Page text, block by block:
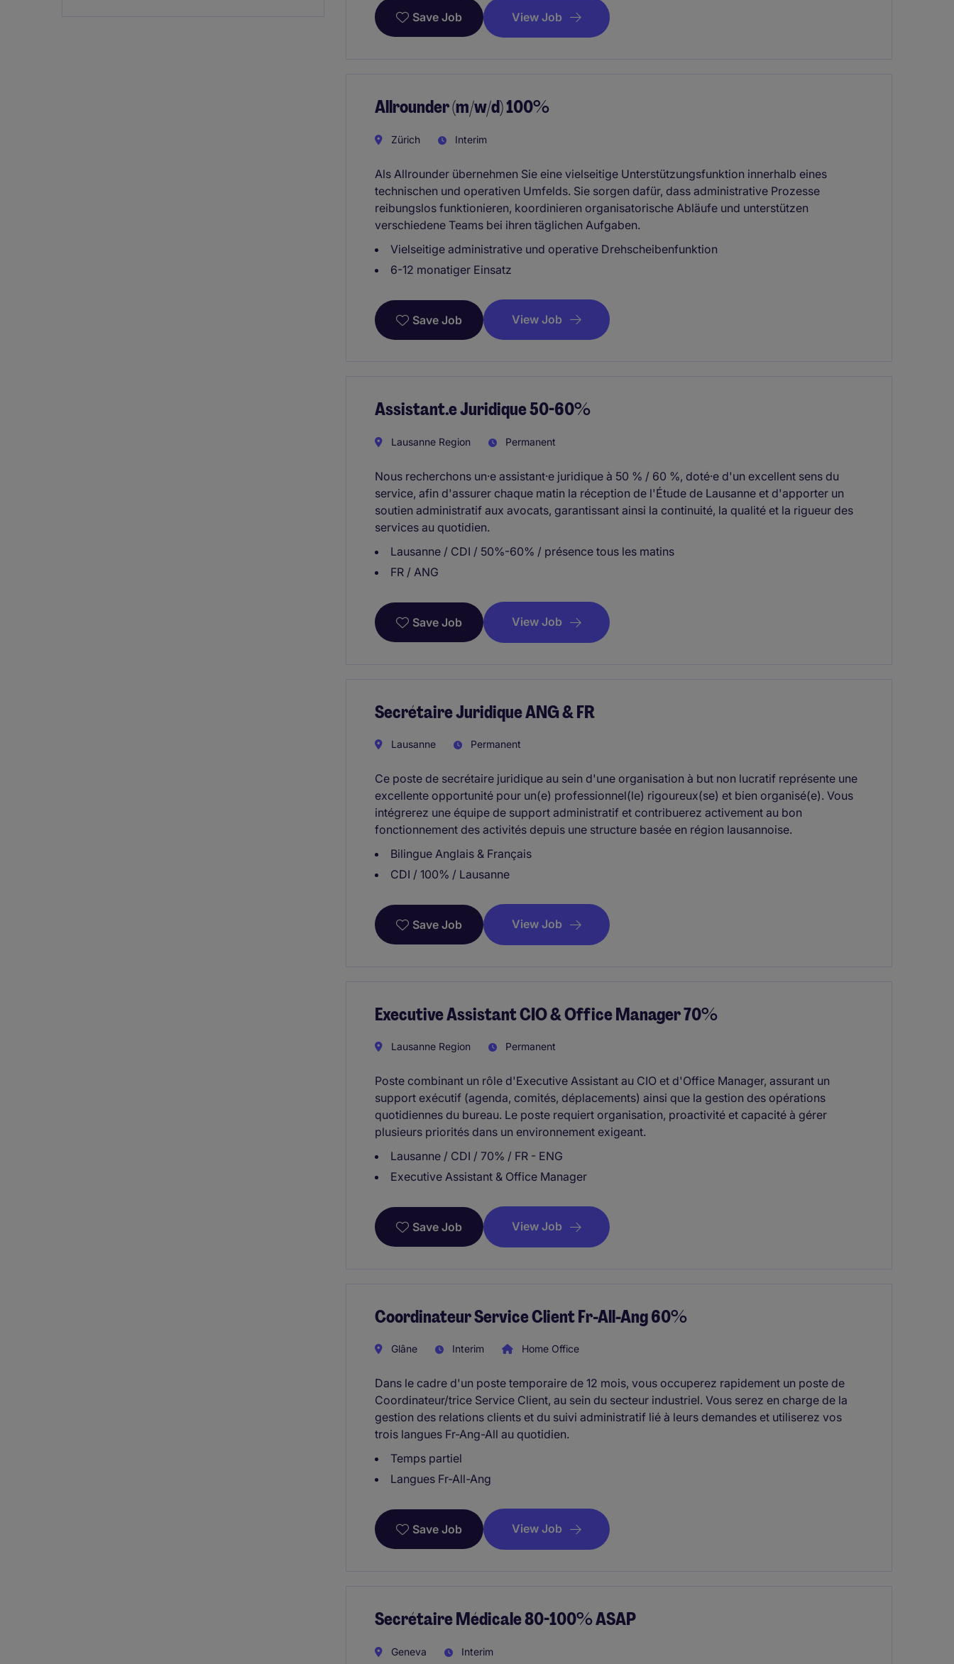
Save Job View Job
Allrounder (m/w/d) 100%
Zürich Interim
Als Allrounder übernehmen Sie eine vielseitige Unterstützungsfunktion innerhalb eines
technischen und operativen Umfelds. Sie sorgen dafür, dass administrative Prozesse
reibungslos funktionieren, koordinieren organisatorische Abläufe und unterstützen
verschiedene Teams bei ihren täglichen Aufgaben.
Vielseitige administrative und operative Drehscheibenfunktion
6-12 monatiger Einsatz
Save Job View Job
Assistant.e Juridique 50-60%
Lausanne Region Permanent
Nous recherchons un·e assistant·e juridique à 50 % / 60 %, doté·e d'un excellent sens du
service, afin d'assurer chaque matin la réception de l'Étude de Lausanne et d'apporter un
soutien administratif aux avocats, garantissant ainsi la continuité, la qualité et la rigueur des
services au quotidien.
Lausanne / CDI / 50%-60% / présence tous les matins
FR / ANG
Save Job View Job
Secrétaire Juridique ANG & FR
Lausanne Permanent
Ce poste de secrétaire juridique au sein d'une organisation à but non lucratif représente une
excellente opportunité pour un(e) professionnel(le) rigoureux(se) et bien organisé(e). Vous
intégrerez une équipe de support administratif et contribuerez activement au bon
fonctionnement des activités depuis une structure basée en région lausannoise.
Bilingue Anglais & Français
CDI / 100% / Lausanne
Save Job View Job
Executive Assistant CIO & Office Manager 70%
Lausanne Region Permanent
Poste combinant un rôle d'Executive Assistant au CIO et d'Office Manager, assurant un
support exécutif (agenda, comités, déplacements) ainsi que la gestion des opérations
quotidiennes du bureau. Le poste requiert organisation, proactivité et capacité à gérer
plusieurs priorités dans un environnement exigeant.
Lausanne / CDI / 70% / FR - ENG
Executive Assistant & Office Manager
Save Job View Job
Coordinateur Service Client Fr-All-Ang 60%
Glâne Interim Home Office
Dans le cadre d'un poste temporaire de 12 mois, vous occuperez rapidement un poste de
Coordinateur/trice Service Client, au sein du secteur industriel. Vous serez en charge de la
gestion des relations clients et du suivi administratif lié à leurs demandes et utiliserez vos
trois langues Fr-Ang-All au quotidien.
Temps partiel
Langues Fr-All-Ang
Save Job View Job
Secrétaire Médicale 80-100% ASAP
Geneva Interim